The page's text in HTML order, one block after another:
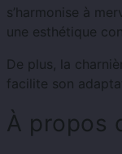
s’harmonise à
une esthétique
De plus, la
facilite son
À propos